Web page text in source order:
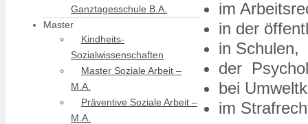
im
in der
in Schulen,
der
bei
im
Ganztagesschule B.A.
Master
Kindheits-
Sozialwissenschaften
Master Soziale Arbeit –
M.A.
Präventive Soziale Arbeit –
M.A.